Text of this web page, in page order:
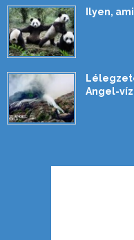
Ilyen,
Angel-